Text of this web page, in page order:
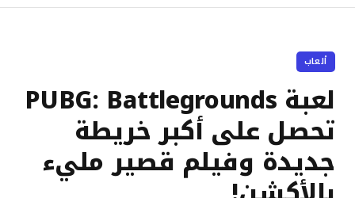
ألعاب
لعبة PUBG: Battlegrounds
تحصل على أكبر خريطة
جديدة وفيلم قصير مليء